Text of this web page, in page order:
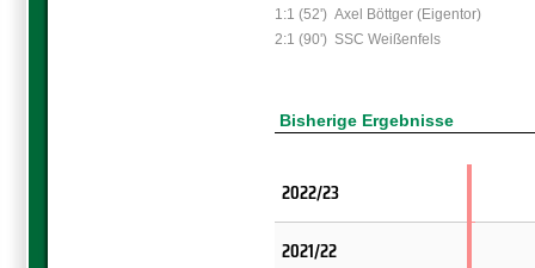
1:1 (52') Axel Böttger (Eigentor)
2:1 (90') SSC Weißenfels
Bisherige Ergebnisse
2022/23
2021/22